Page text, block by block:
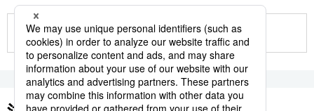
もっと見る